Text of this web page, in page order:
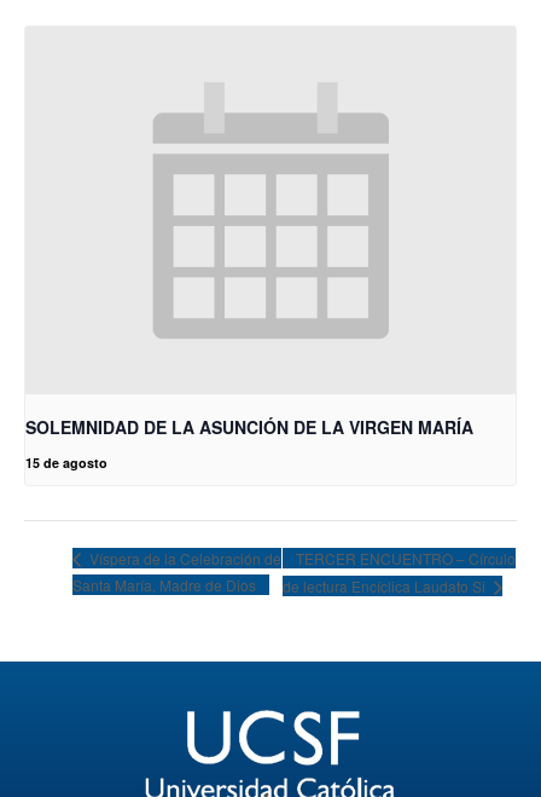
SOLEMNIDAD DE LA ASUNCIÓN DE LA VIRGEN MARÍA
15 de agosto
Víspera de la Celebración de
Santa María, Madre de Dios
TERCER ENCUENTRO – Círculo
de lectura Encíclica Laudato Si